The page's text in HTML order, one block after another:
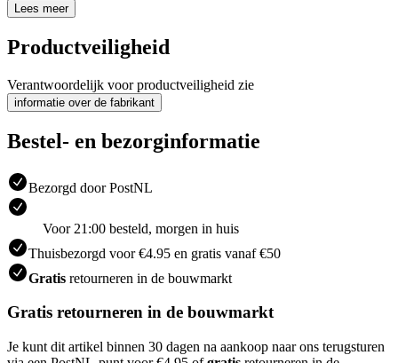
Lees meer
Productveiligheid
Verantwoordelijk voor productveiligheid zie
informatie over de fabrikant
Bestel- en bezorginformatie
Bezorgd door PostNL
Voor 21:00 besteld, morgen in huis
Thuisbezorgd voor €4.95 en gratis vanaf €50
Gratis retourneren in de bouwmarkt
Gratis retourneren in de bouwmarkt
Je kunt dit artikel binnen 30 dagen na aankoop naar ons terugsturen